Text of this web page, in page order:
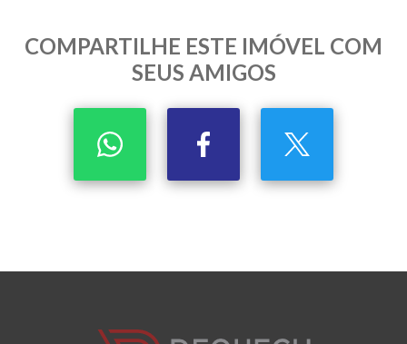
COMPARTILHE ESTE IMÓVEL COM
SEUS AMIGOS